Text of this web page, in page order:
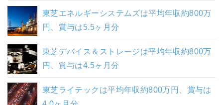
東芝エネルギーシステムズは平均年収約800万
円、賞与は5.5ヶ月分
東芝デバイス＆ストレージは平均年収約800万
円、賞与は4.5ヶ月分
東芝ライテックは平均年収約800万円、賞与は